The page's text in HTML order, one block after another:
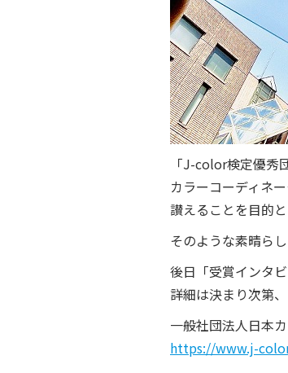
「J-color検定優秀
カラーコーディネ
讃えることを目的
そのような素晴ら
後日「受賞インタ
詳細は決まり次第
一般社団法人日本
https://www.j-